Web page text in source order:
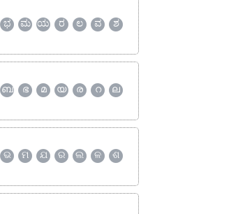
ಭ ಮ ಯ ರ ಲ ವ
ಶ
ബ ഭ മ യ ര റ
ല
ଭ ମ ଯ ର ଲ ଳ
ଶ